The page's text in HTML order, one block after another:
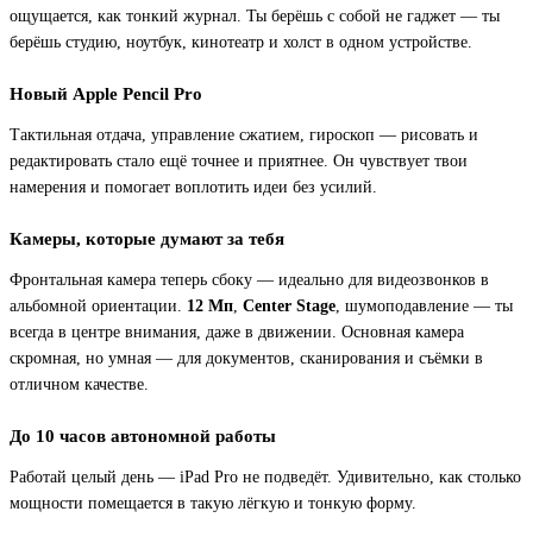
ощущается, как тонкий журнал. Ты берёшь с собой не гаджет — ты
берёшь студию, ноутбук, кинотеатр и холст в одном устройстве.
Новый Apple Pencil Pro
Тактильная отдача, управление сжатием, гироскоп — рисовать и
редактировать стало ещё точнее и приятнее. Он чувствует твои
намерения и помогает воплотить идеи без усилий.
Камеры, которые думают за тебя
Фронтальная камера теперь сбоку — идеально для видеозвонков в
альбомной ориентации. 12 Мп Center Stage , шумоподавление — ты
всегда в центре внимания, даже в движении. Основная камера
скромная, но умная — для документов, сканирования и съёмки в
отличном качестве.
До 10 часов автономной работы
Работай целый день — iPad Pro не подведёт. Удивительно, как столько
мощности помещается в такую лёгкую и тонкую форму.